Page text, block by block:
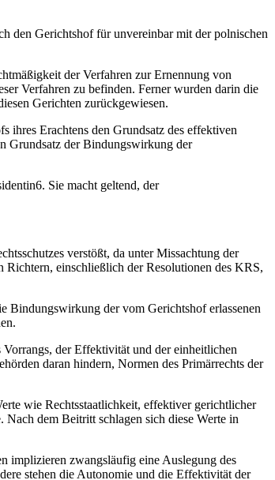
den Gerichtshof für unvereinbar mit der polnischen
der Verfahren zur Ernennung von
Verfahren zu befinden. Ferner wurden darin die
Gerichten zurückgewiesen.
ihres Erachtens den Grundsatz des effektiven
Grundsatz der Bindungswirkung der
Sie macht geltend, der
verstößt, da unter Missachtung der
Richtern, einschließlich der Resolutionen des KRS,
Bindungswirkung der vom Gerichtshof erlassenen
der Effektivität und der einheitlichen
daran hindern, Normen des Primärrechts der
wie Rechtsstaatlichkeit, effektiver gerichtlicher
dem Beitritt schlagen sich diese Werte in
implizieren zwangsläufig eine Auslegung des
stehen die Autonomie und die Effektivität der